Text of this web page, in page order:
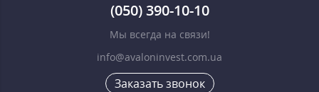
(050) 390-10-10
Мы всегда на связи!
info@avaloninvest.com.ua
Заказать звонок